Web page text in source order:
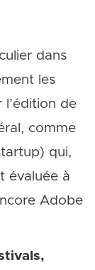
dans
les
l’édition de
comme
qui,
évaluée à
Adobe